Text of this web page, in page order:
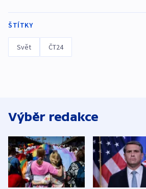
ŠTÍTKY
Svět ČT24
Výběr redakce